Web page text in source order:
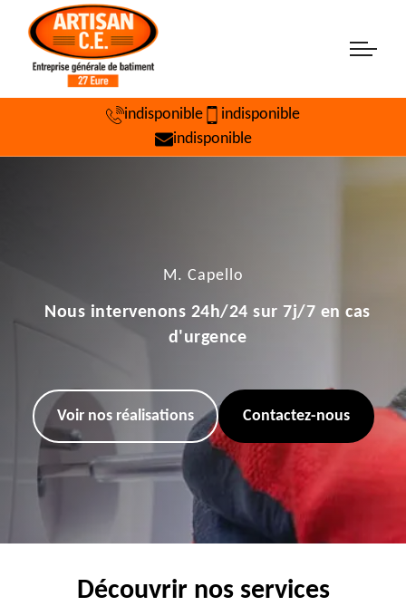
indisponible
indisponible
indisponible
M. Capello
Nous intervenons 24h/24 sur 7j/7 en cas
d'urgence
Voir nos réalisations Contactez-nous
Découvrir nos services